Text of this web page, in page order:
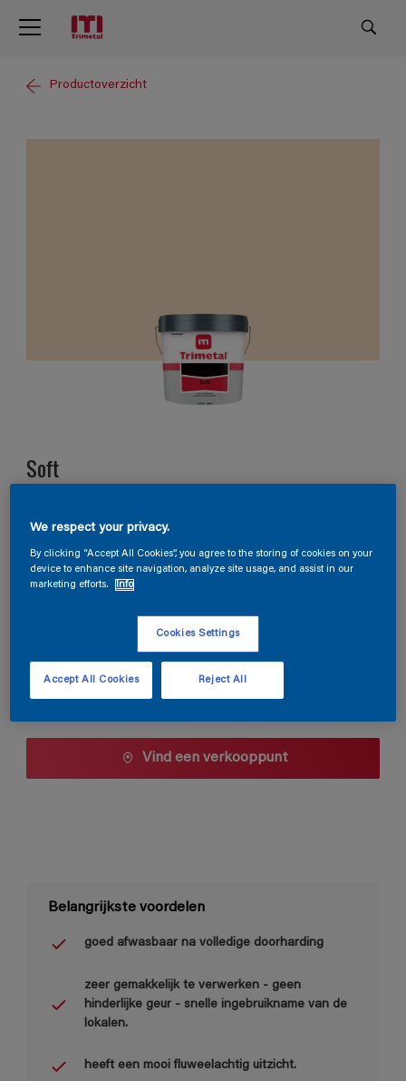
Productoverzicht
Soft
E7.11.83
Kleur wijzigen
2,5 L
Aantal Verfcalculator
Bereken
Vind een verkooppunt
Belangrijkste voordelen
goed afwasbaar na volledige doorharding
zeer gemakkelijk te verwerken - geen
hinderlijke geur - snelle ingebruikname van de
lokalen.
heeft een mooi fluweelachtig uitzicht.
We respect your privacy.
By clicking “Accept All Cookies”, you agree to the storing of cookies on your
device to enhance site navigation, analyze site usage, and assist in our
marketing efforts.
Info
Cookies Settings
Reject All
Accept All Cookies